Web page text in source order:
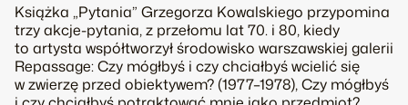
Książka „Pytania” Grzegorza Kowalskiego przypomina
trzy akcje-pytania, z przełomu lat 70. i 80, kiedy
to artysta współtworzył środowisko warszawskiej galerii
Repassage: Czy mógłbyś i czy chciałbyś wcielić się
w zwierzę przed obiektywem? (1977–1978), Czy mógłbyś